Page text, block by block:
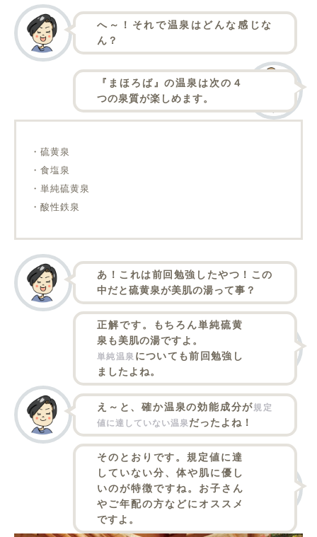
へ～！それで温泉はどんな感じな
ん？
『まほろば』の温泉は次の４
つの泉質が楽しめます。
・硫黄泉
・食塩泉
・単純硫黄泉
・酸性鉄泉
あ！これは前回勉強したやつ！この
中だと硫黄泉が美肌の湯って事？
正解です。もちろん単純硫黄
泉も美肌の湯ですよ。
単純温泉 についても前回勉強し
ましたよね。
え～と、確か温泉の効能成分が規定
値に達していない温泉 だったよね！
そのとおりです。規定値に達
していない分、体や肌に優し
いのが特徴ですね。お子さん
やご年配の方などにオススメ
ですよ。